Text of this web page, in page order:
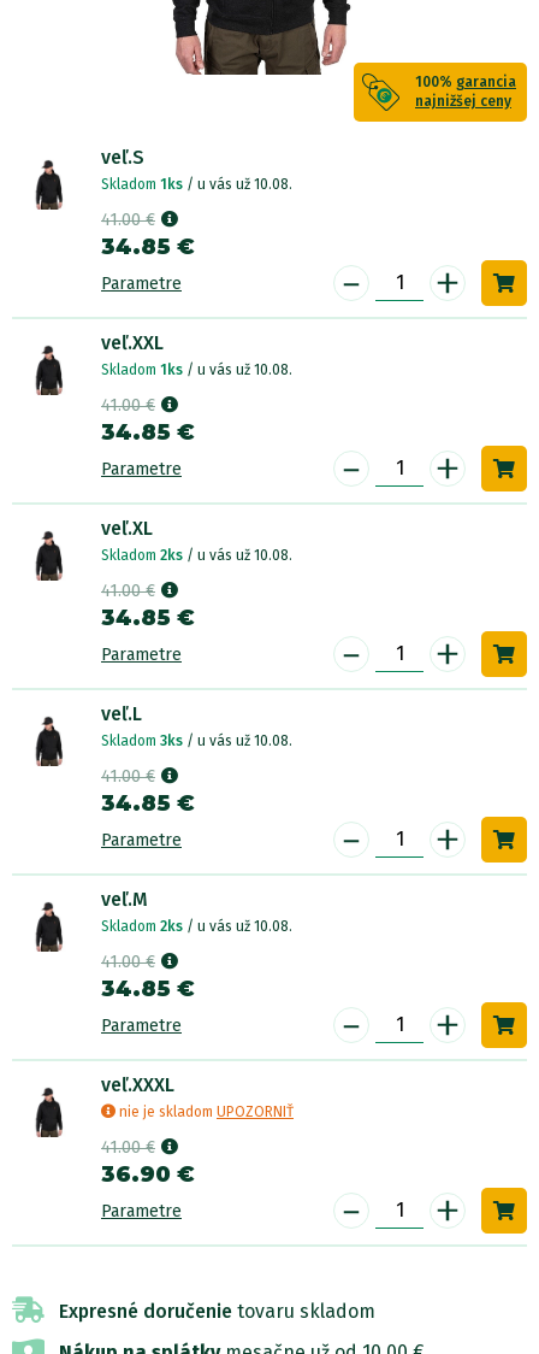
100% garancia
najnižšej ceny
veľ.S
Skladom 1ks / u vás už 10.08.
41.00 €
34.85 €
Parametre - +
veľ.XXL
Skladom 1ks / u vás už 10.08.
41.00 €
34.85 €
Parametre - +
veľ.XL
Skladom 2ks / u vás už 10.08.
41.00 €
34.85 €
Parametre - +
veľ.L
Skladom 3ks / u vás už 10.08.
41.00 €
34.85 €
Parametre - +
veľ.M
Skladom 2ks / u vás už 10.08.
41.00 €
34.85 €
Parametre - +
veľ.XXXL
nie je skladom UPOZORNIŤ
41.00 €
36.90 €
Parametre - +
Expresné doručenie tovaru skladom